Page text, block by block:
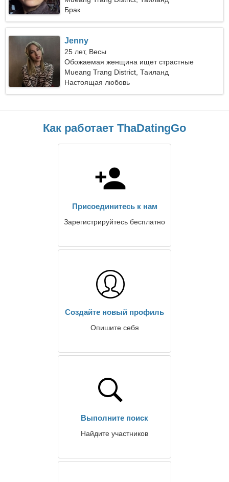
Брак
Jenny
25 лет, Весы
Обожаемая женщина ищет страстные
отношения
Mueang Trang District, Таиланд
Настоящая любовь
Как работает ThaDatingGo
Присоединитесь к нам
Зарегистрируйтесь бесплатно
Создайте новый профиль
Опишите себя
Выполните поиск
Найдите участников